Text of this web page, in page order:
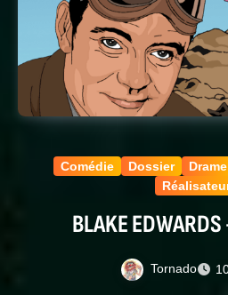
Comédie Dossier Drame
BLAKE
Tornado